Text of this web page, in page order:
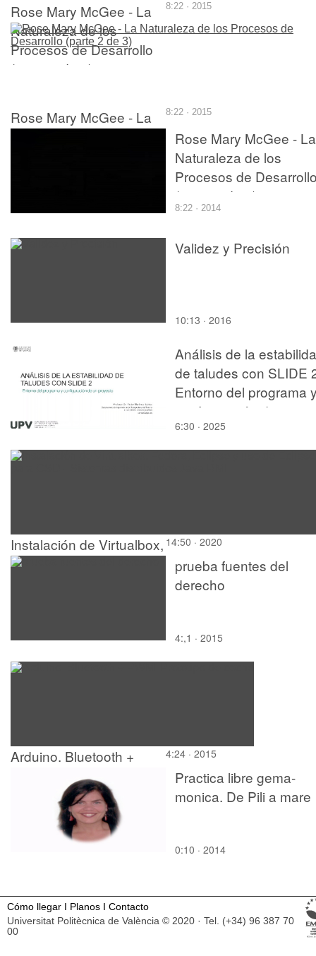
Rose Mary McGee - La
Naturaleza de los
Procesos de Desarrollo
(parte 1 de 3)
8:22 · 2015
Rose Mary McGee - La
8:22 · 2015
Rose Mary McGee - La
Naturaleza de los
Procesos de
(parte 2 de 3)
8:22 · 2014
Validez y Precisión
10:13 · 2016
Análisis de la
de taludes con SLIDE
Entorno del programa
configuración de un
proyecto
6:30 · 2025
Instalación de Virtualbox,
Fedora, Eclipse y uso de
14:50 · 2020
prueba fuentes del
derecho
4:,1 · 2015
Arduino. Bluetooth +
PWM. Prototipo de coche
4:24 · 2015
Practica libre gema-
monica. De Pili a mare
0:10 · 2014
Cómo llegar I Planos I Contacto
Universitat Politècnica de València © 2020 · Tel. (+34) 96 387 70
00